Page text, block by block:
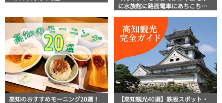
に水族館に路面電車にあちこち巡
高知のおすすめモーニング20選！
【高知観光40選】鉄板スポット・